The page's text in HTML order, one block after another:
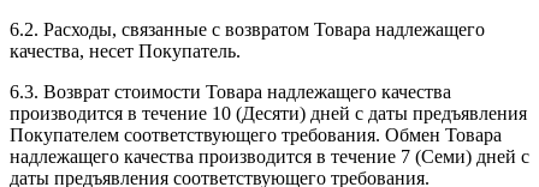
6.2. Расходы, связанные с возвратом Товара надлежащего
качества, несет Покупатель.
6.3. Возврат стоимости Товара надлежащего качества
производится в течение 10 (Десяти) дней с даты предъявления
Покупателем соответствующего требования. Обмен Товара
надлежащего качества производится в течение 7 (Семи) дней с
даты предъявления соответствующего требования.